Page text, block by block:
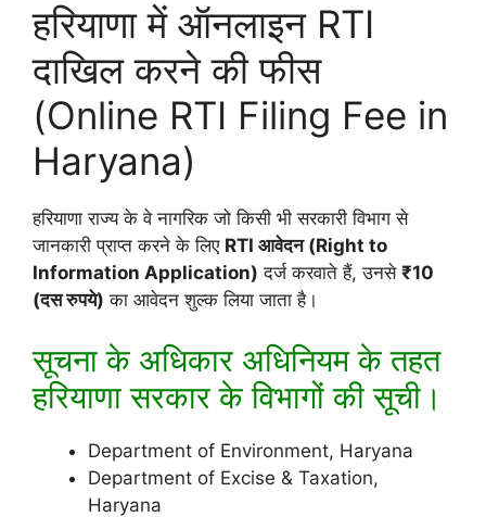
हरियाणा में ऑनलाइन RTI
दाखिल करने की फीस
(Online RTI Filing Fee in
Haryana)
हरियाणा राज्य के वे नागरिक जो किसी भी सरकारी विभाग से
जानकारी प्राप्त करने के लिए RTI आवेदन (Right to
Information Application) दर्ज करवाते हैं, उनसे ₹10
(दस रुपये) का आवेदन शुल्क लिया जाता है।
सूचना के अधिकार अधिनियम के तहत
हरियाणा सरकार के विभागों की सूची।
Department of Environment, Haryana
Department of Excise & Taxation,
Haryana